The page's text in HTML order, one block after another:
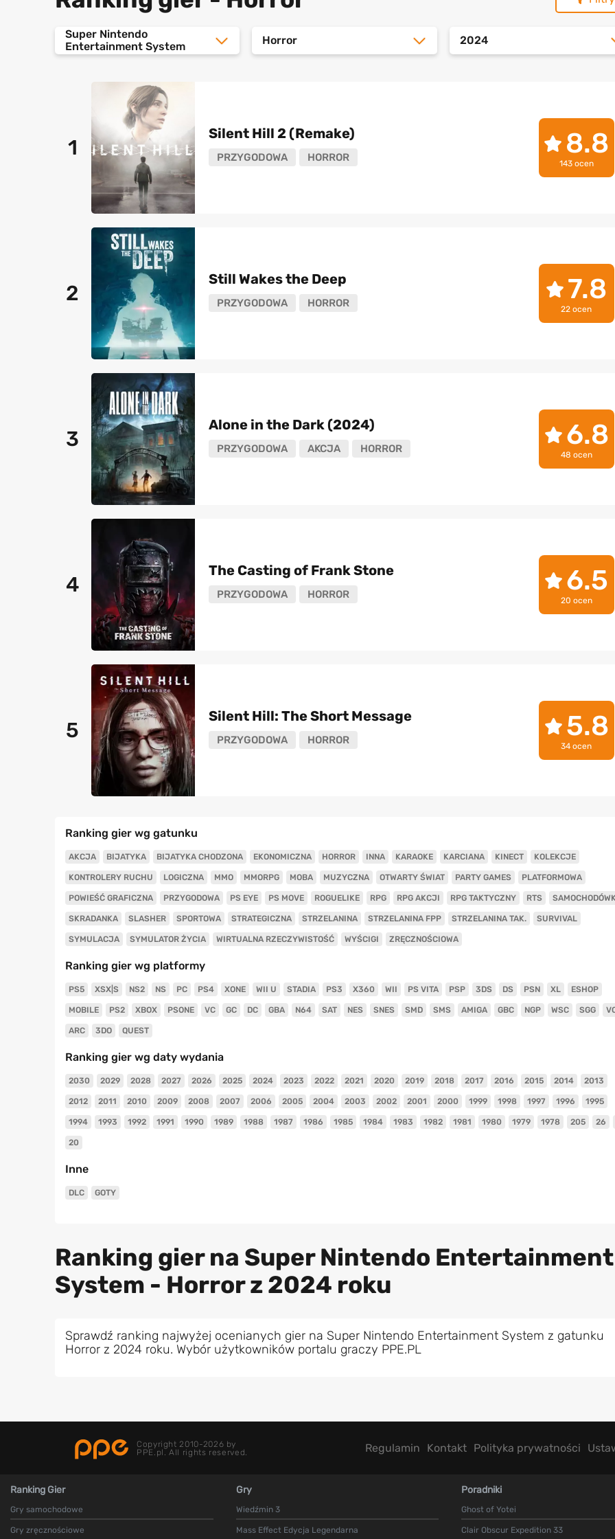
Super Nintendo
Entertainment System
Horror 2024
1
Silent Hill 2 (Remake)
PRZYGODOWA HORROR 8.8
143 ocen
2
Still Wakes the Deep
PRZYGODOWA HORROR 7.8
22 ocen
3
Alone in the Dark (2024)
PRZYGODOWA AKCJA HORROR 6.8
48 ocen
4
The Casting of Frank Stone
PRZYGODOWA HORROR 6.5
20 ocen
5
Silent Hill: The Short Message
PRZYGODOWA HORROR 5.8
34 ocen
Ranking gier wg gatunku
AKCJA BIJATYKA BIJATYKA CHODZONA EKONOMICZNA HORROR INNA KARAOKE KARCIANA KINECT KOLEKCJE
KONTROLERY RUCHU LOGICZNA MMO MMORPG MOBA MUZYCZNA OTWARTY ŚWIAT PARTY GAMES PLATFORMOWA
POWIEŚĆ GRAFICZNA PRZYGODOWA PS EYE PS MOVE ROGUELIKE RPG RPG AKCJI RPG TAKTYCZNY RTS
SKRADANKA SLASHER SPORTOWA STRATEGICZNA STRZELANINA STRZELANINA FPP STRZELANINA TAK. SURVIVAL
SYMULACJA SYMULATOR ŻYCIA WIRTUALNA RZECZYWISTOŚĆ WYŚCIGI ZRĘCZNOŚCIOWA
Ranking gier wg platformy
PS5 XSX|S NS2 NS PC PS4 XONE WII U STADIA PS3 X360 WII PS VITA PSP 3DS DS PSN XL ESHOP
MOBILE PS2 XBOX PSONE VC GC DC GBA N64 SAT NES SNES SMD SMS AMIGA GBC NGP WSC SGG
ARC 3DO QUEST
Ranking gier wg daty wydania
2030 2029 2028 2027 2026 2025 2024 2023 2022 2021 2020 2019 2018 2017 2016 2015 2014 2013
2012 2011 2010 2009 2008 2007 2006 2005 2004 2003 2002 2001 2000 1999 1998 1997 1996 1995
1994 1993 1992 1991 1990 1989 1988 1987 1986 1985 1984 1983 1982 1981 1980 1979 1978 205 26
20
Inne
DLC GOTY
Ranking gier na Super Nintendo Entertainment
System - Horror z 2024 roku
Sprawdź ranking najwyżej ocenianych gier na Super Nintendo Entertainment System z gatunku
Horror z 2024 roku. Wybór użytkowników portalu graczy PPE.PL
Copyright 2010-2026 by
PPE.pl. All rights reserved.
Regulamin Kontakt Polityka prywatności
Ranking Gier
Gry samochodowe
Gry zręcznościowe
Gry
Wiedźmin 3
Mass Effect Edycja Legendarna
Poradniki
Ghost of Yotei
Clair Obscur Expedition 33